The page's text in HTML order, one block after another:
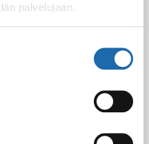
palvelujaan.
hoito Softcare aineilla